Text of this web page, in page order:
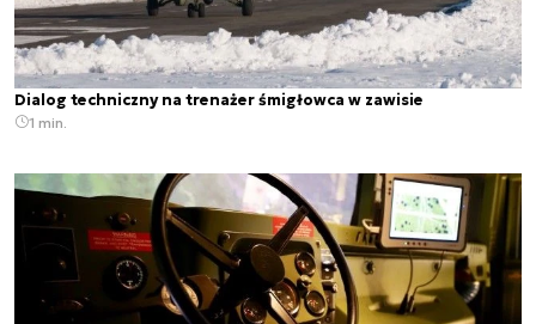
Dialog techniczny na trenażer śmigłowca w zawisie
1 min.